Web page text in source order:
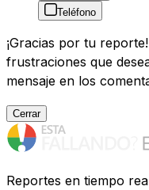
Teléfono
¡Gracias por tu
frustraciones que
mensaje en los
Cerrar
Reportes en tiempo